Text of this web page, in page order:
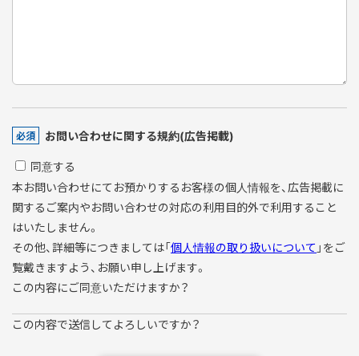
必須
お問い合わせに関する規約(広告掲載)
同意する
本お問い合わせにてお預かりするお客様の個人情報を、広告掲載に
関するご案内やお問い合わせの対応の利用目的外で利用すること
はいたしません。
その他、詳細等につきましては「個人情報の取り扱いについて 」をご
覧戴きますよう、お願い申し上げます。
この内容にご同意いただけますか？
この内容で送信してよろしいですか？